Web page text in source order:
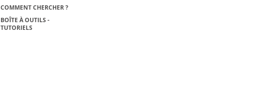
COMMENT CHERCHER ?
BOÎTE À OUTILS -
TUTORIELS